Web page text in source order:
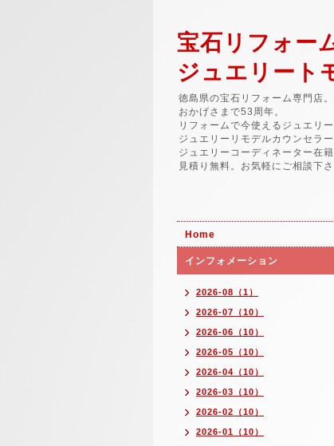
宝石リフォー
ジュエリート
徳島県の宝石リフォーム専門店。
おかげさまで53周年。
リフォームで今使えるジュエリー
ジュエリーリモデルカウンセラー
ジュエリーコーディネーター在籍
見積り無料。お気軽にご相談下さ
Home
インフォメーション
2026-08（1）
2026-07（10）
2026-06（10）
2026-05（10）
2026-04（10）
2026-03（10）
2026-02（10）
2026-01（10）